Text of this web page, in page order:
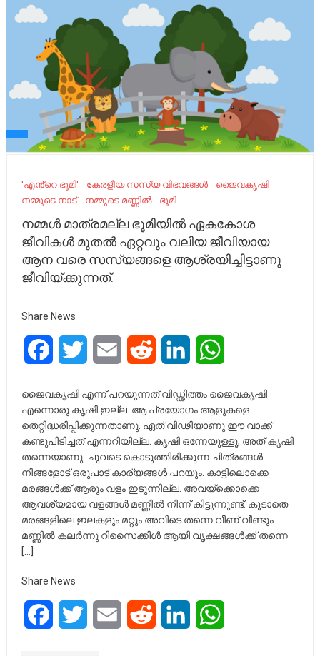
'എൻ്റെ ഭൂമി' കേരളീയ സസ്യ വിഭവങ്ങൾ
ജൈവകൃഷി
നമ്മുടെ നാട്‌
നമ്മുടെ മണ്ണിൽ ഭൂമി
നമ്മൾ മാത്രമല്ല ഭൂമിയിൽ ഏകകോശ
ജീവികൾ മുതൽ ഏറ്റവും വലിയ ജീവിയായ
ആന വരെ സസ്യങ്ങളെ ആശ്രയിച്ചിട്ടാണു
ജീവിയ്ക്കുന്നത്.
Share News
FacebookTwitter Email Reddit LinkedIn
ജൈവകൃഷി എന്ന് പറയുന്നത് വിഡ്ഢിത്തം ജൈവകൃഷി
എന്നൊരു കൃഷി ഇല്ല. ആ പ്രയോഗം ആളുകളെ
തെറ്റിദ്ധരിപ്പിക്കുന്നതാണു. ഏത് വിഢിയാണു ഈ വാക്ക്
കണ്ടുപിടിച്ചത് എന്നറിയില്ല. കൃഷി ഒന്നേയുള്ളൂ, അത് കൃഷി
തന്നെയാണു. ചുവടെ കൊടുത്തിരിക്കുന്ന ചിത്രങ്ങൾ
നിങ്ങളോട് ഒരുപാട് കാര്യങ്ങൾ പറയും. കാട്ടിലൊക്കെ
മരങ്ങൾക്ക് ആരും വളം ഇടുന്നില്ല. അവയ്ക്കൊക്കെ
ആവശ്യമായ വളങ്ങൾ മണ്ണിൽ നിന്ന് കിട്ടുന്നുണ്ട്. കൂടാതെ
മരങ്ങളിലെ ഇലകളും മറ്റും അവിടെ തന്നെ വീണ് വീണ്ടും
മണ്ണിൽ കലർന്നു റിസൈക്കിൾ ആയി വൃക്ഷങ്ങൾക്ക് തന്നെ
[…]
Share News
FacebookTwitter Email Reddit LinkedIn